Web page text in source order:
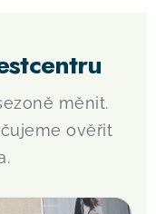
měnit.
ověřit